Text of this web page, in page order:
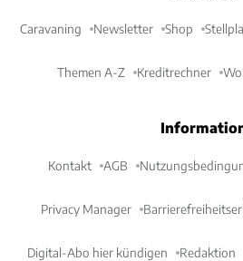
Caravaning Newsletter Shop
Themen A-Z Kreditrechner
Kontakt AGB
Privacy Manager
Digital-Abo hier kündigen Redaktion